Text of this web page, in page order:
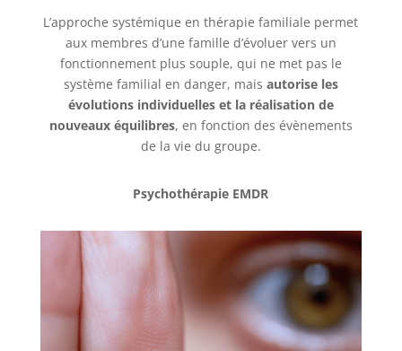
L’approche systémique en thérapie familiale permet
aux membres d’une famille d’évoluer vers un
fonctionnement plus souple, qui ne met pas le
système familial en danger, mais autorise les
évolutions individuelles et la réalisation de
nouveaux équilibres, en fonction des évènements
de la vie du groupe.
Psychothérapie EMDR